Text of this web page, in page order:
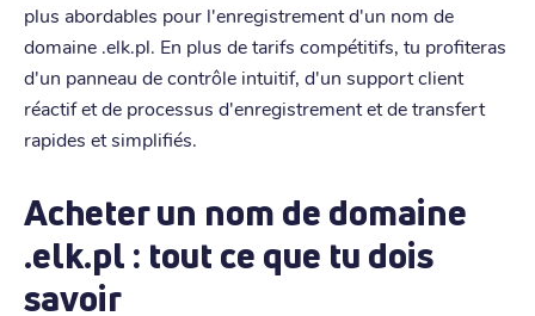
plus abordables pour l'enregistrement d'un nom de
domaine .elk.pl. En plus de tarifs compétitifs, tu profiteras
d'un panneau de contrôle intuitif, d'un support client
réactif et de processus d'enregistrement et de transfert
rapides et simplifiés.
Acheter un nom de domaine
.elk.pl : tout ce que tu dois
savoir